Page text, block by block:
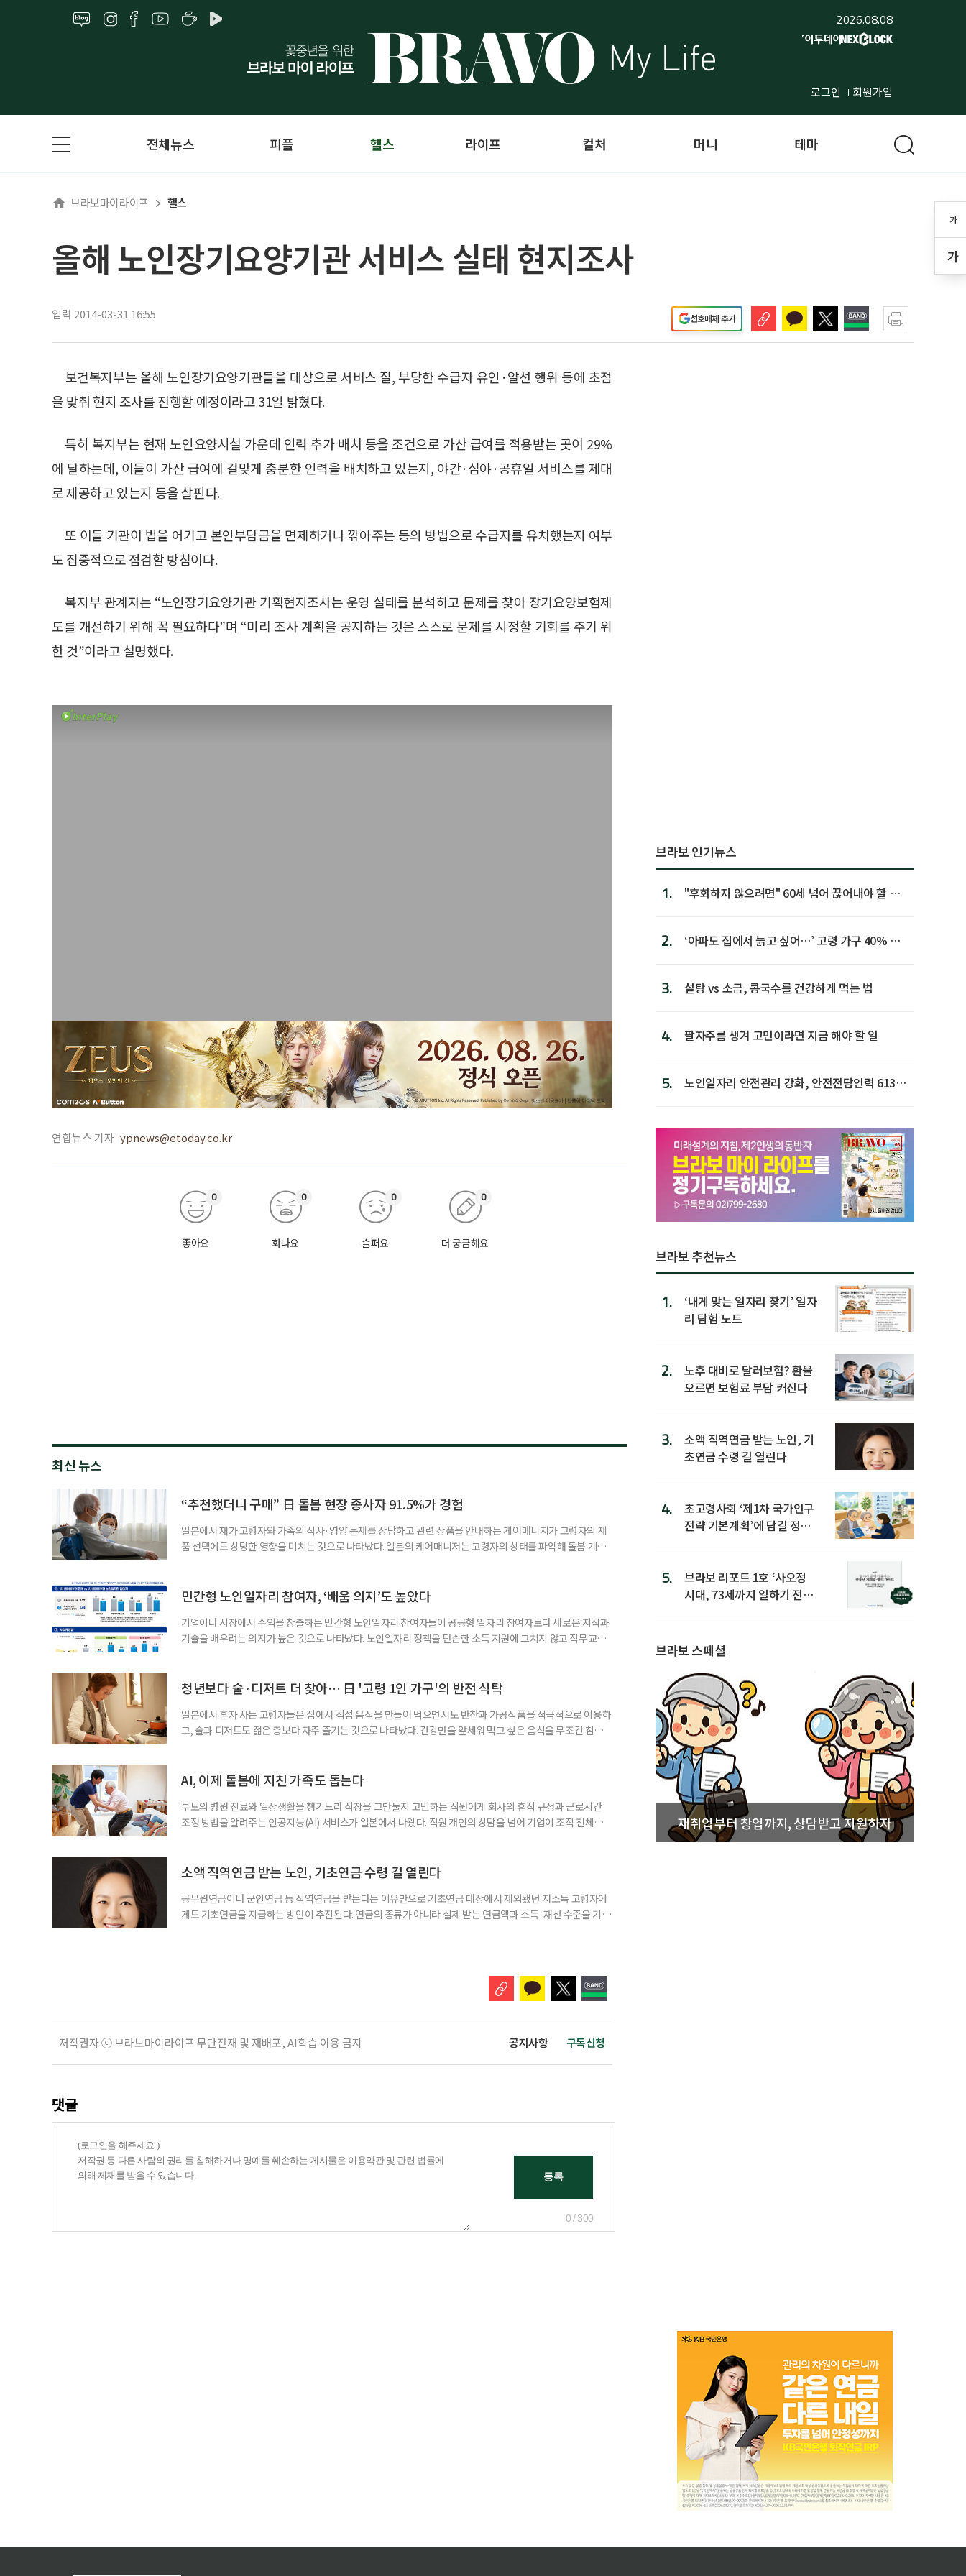
2026.08.08
로그인 회원가입
가
가
전체뉴스 피플 헬스 라이프 컬처 머니 테마
브라보마이라이프 헬스
올해 노인장기요양기관 서비스 실태 현지조사
입력 2014-03-31 16:55 선호매체 추가
보건복지부는 올해 노인장기요양기관들을 대상으로 서비스 질, 부당한 수급자 유인·알선 행위 등에 초점
을 맞춰 현지 조사를 진행할 예정이라고 31일 밝혔다.
특히 복지부는 현재 노인요양시설 가운데 인력 추가 배치 등을 조건으로 가산 급여를 적용받는 곳이 29%
에 달하는데, 이들이 가산 급여에 걸맞게 충분한 인력을 배치하고 있는지, 야간·심야·공휴일 서비스를 제대
로 제공하고 있는지 등을 살핀다.
또 이들 기관이 법을 어기고 본인부담금을 면제하거나 깎아주는 등의 방법으로 수급자를 유치했는지 여부
도 집중적으로 점검할 방침이다.
복지부 관계자는 “노인장기요양기관 기획현지조사는 운영 실태를 분석하고 문제를 찾아 장기요양보험제
도를 개선하기 위해 꼭 필요하다”며 “미리 조사 계획을 공지하는 것은 스스로 문제를 시정할 기회를 주기 위
한 것”이라고 설명했다.
연합뉴스 기자 ypnews@etoday.co.kr
좋아요
0
화나요
0
슬퍼요
0
더 궁금해요
0
최신 뉴스
“추천했더니 구매” 日 돌봄 현장 종사자 91.5%가 경험
일본에서 재가 고령자와 가족의 식사·영양 문제를 상담하고 관련 상품을 안내하는 케어매니저가 고령자의 제
품 선택에도 상당한 영향을 미치는 것으로 나타났다. 일본의 케어매니저는 고령자의 상태를 파악해 돌봄 계획
이 91.5%에 달했다는 조사 결과가 나왔다. 일본 헬스케어 기업 인터넷인피니티는 케어매니저 전문사이트 ‘케
민간형 노인일자리 참여자, ‘배움 의지’도 높았다
기업이나 시장에서 수익을 창출하는 민간형 노인일자리 참여자들이 공공형 일자리 참여자보다 새로운 지식과
기술을 배우려는 의지가 높은 것으로 나타났다. 노인일자리 정책을 단순한 소득 지원에 그치지 않고 직무교육
비부머 세대 가운데 노인일자리 참여자들의 교육학습동기를 성별과 연령, 거주지역, 소득, 가구형태, 일자리 유
청년보다 술·디저트 더 찾아… 日 '고령 1인 가구'의 반전 식탁
일본에서 혼자 사는 고령자들은 집에서 직접 음식을 만들어 먹으면서도 반찬과 가공식품을 적극적으로 이용하
고, 술과 디저트도 젊은 층보다 자주 즐기는 것으로 나타났다. 건강만을 앞세워 먹고 싶은 음식을 무조건 참기보
접 만든 음식이나 남은 음식이 차지하는 비중은 51%였다. 반찬과 냉동·즉석식품, 통조림 등 외부에서 조
AI, 이제 돌봄에 지친 가족도 돕는다
부모의 병원 진료와 일상생활을 챙기느라 직장을 그만둘지 고민하는 직원에게 회사의 휴직 규정과 근로시간
조정 방법을 알려주는 인공지능(AI) 서비스가 일본에서 나왔다. 직원 개인의 상담을 넘어 기업이 조직 전체의
다. 이 서비스를 사용하면 직원은 이름을 밝히지 않고 하루 24시간 AI와 상담할 수 있으며, 인
소액 직역연금 받는 노인, 기초연금 수령 길 열린다
공무원연금이나 군인연금 등 직역연금을 받는다는 이유만으로 기초연금 대상에서 제외됐던 저소득 고령자에
게도 기초연금을 지급하는 방안이 추진된다. 연금의 종류가 아니라 실제 받는 연금액과 소득·재산 수준을 기준
저작권자 ⓒ 브라보마이라이프 무단전재 및 재배포, AI학습 이용 금지 공지사항 구독신청
댓글
0 / 300
브라보 인기뉴스
1.
"후회하지 않으려면" 60세 넘어 끊어내야 할 사
2.
‘아파도 집에서 늙고 싶어…’ 고령 가구 40% 노
3. 설탕 vs 소금, 콩국수를 건강하게 먹는 법
4. 팔자주름 생겨 고민이라면 지금 해야 할 일
5.
노인일자리 안전관리 강화, 안전전담인력 613명
브라보 추천뉴스
1.
‘내게 맞는 일자리 찾기’ 일자
리 탐험 노트
2.
노후 대비로 달러보험? 환율
오르면 보험료 부담 커진다
3.
소액 직역연금 받는 노인, 기
초연금 수령 길 열린다
4.
초고령사회 ‘제1차 국가인구
전략 기본계획’에 담길 정책
5.
브라보 리포트 1호 ‘사오정
시대, 73세까지 일하기 전략’
브라보 스페셜
재취업부터 창업까지, 상담받고 지원하자